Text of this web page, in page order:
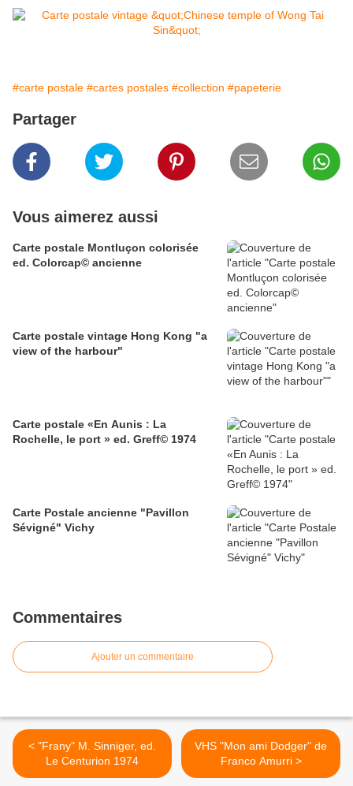
#carte postale #cartes postales #collection #papeterie
Partager
Vous aimerez aussi
Carte postale Montluçon colorisée
ed. Colorcap© ancienne
Carte postale vintage Hong Kong "a
view of the harbour"
Carte postale «En Aunis : La
Rochelle, le port » ed. Greff© 1974
Carte Postale ancienne "Pavillon
Sévigné" Vichy
Commentaires
Ajouter un commentaire
< "Frany" M. Sinniger, ed.
Le Centurion 1974
VHS "Mon ami Dodger" de
Franco Amurri >